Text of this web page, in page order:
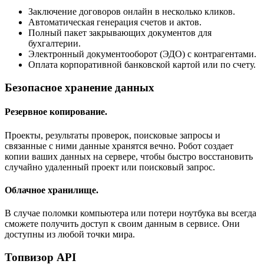
Заключение договоров онлайн в несколько кликов.
Автоматическая генерация счетов и актов.
Полный пакет закрывающих документов для
бухгалтерии.
Электронный документооборот (ЭДО) с контрагентами.
Оплата корпоративной банковской картой или по счету.
Безопасное хранение данных
Резервное копирование.
Проекты, результаты проверок, поисковые запросы и
связанные с ними данные хранятся вечно. Робот создает
копии ваших данных на сервере, чтобы быстро восстановить
случайно удаленный проект или поисковый запрос.
Облачное хранилище.
В случае поломки компьютера или потери ноутбука вы всегда
сможете получить доступ к своим данным в сервисе. Они
доступны из любой точки мира.
Топвизор API